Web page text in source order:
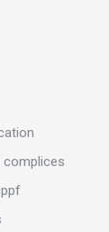
complices